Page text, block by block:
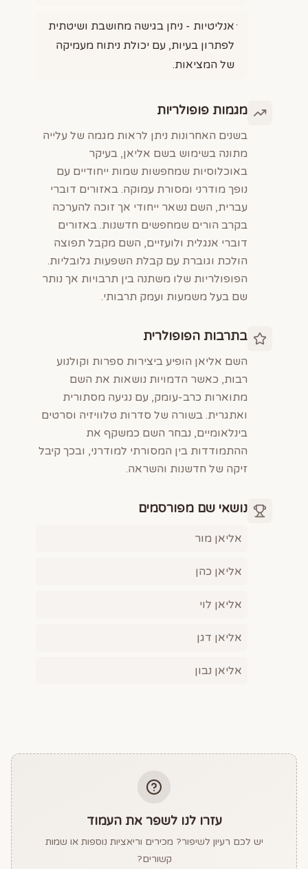
אנליטיות - ניחן בגישה מחושבת ושיטתית
לפתרון בעיות, עם יכולת ניתוח מעמיקה
של המציאות.
מגמות פופולריות
בשנים האחרונות ניתן לראות מגמה של עלייה
מתונה בשימוש בשם אליאן, בעיקר
באוכלוסיות שמחפשות שמות ייחודיים עם
נופך מודרני ומסורת עמוקה. באזורים דוברי
עברית, השם נשאר ייחודי אך זוכה להערכה
בקרב הורים שמחפשים חדשנות. באזורים
דוברי אנגלית ולועזיים, השם מקבל תפוצה
הולכת וגוברת עם קבלת השפעות גלובליות.
הפופולריות שלו משתנה בין תרבויות אך נותר
שם בעל משמעות ועמק תרבותי.
בתרבות הפופולרית
השם אליאן הופיע ביצירות ספרות וקולנוע
רבות, כאשר הדמויות נושאות את השם
מתוארות כרב-עומק, עם נגיעה מסתורית
ואתגרית. בשורה של סדרות טלוויזיה וסרטים
בינלאומיים, נבחר השם כמשקף את
ההתמודדות בין המסורתי למודרני, ובכך קיבל
זיקה של חדשנות והשראה.
נושאי שם מפורסמים
אליאן מור
אליאן כהן
אליאן לוי
אליאן דגן
אליאן נבון
עזרו לנו לשפר את העמוד
יש לכם רעיון לשיפור? מכירים וריאציות נוספות או שמות
קשורים?